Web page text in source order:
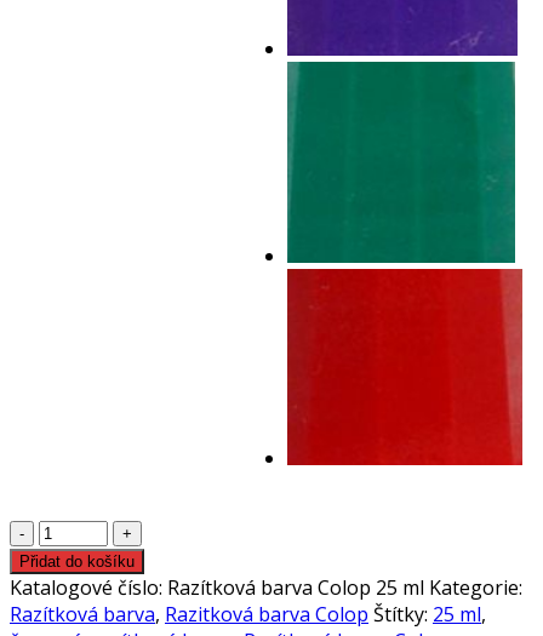
Razítková
barva
Colop,
25
Přidat do košíku
Katalogové číslo: Razítková barva Colop 25 ml Kategorie:
Razítková barva, Razitková barva Colop Štítky: 25 ml,